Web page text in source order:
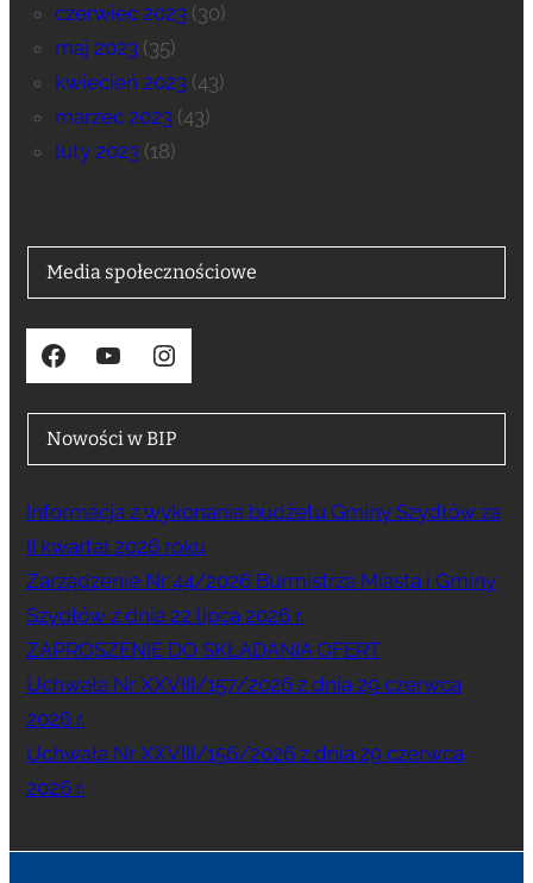
czerwiec 2023(30)
maj 2023(35)
kwiecień 2023(43)
marzec 2023(43)
luty 2023(18)
Media społecznościowe
Facebook YouTube Instagram
Nowości w BIP
Informacja z wykonania budżetu Gminy Szydłów za
II kwartał 2026 roku
Zarządzenie Nr 44/2026 Burmistrza Miasta i Gminy
Szydłów z dnia 22 lipca 2026 r.
ZAPROSZENIE DO SKŁADANIA OFERT
Uchwała Nr XXVIII/157/2026 z dnia 29 czerwca
2026 r.
Uchwała Nr XXVIII/156/2026 z dnia 29 czerwca
2026 r.